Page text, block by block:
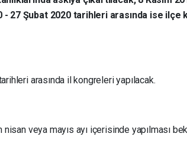
- 27 Şubat 2020 tarihleri arasında ise ilçe
arasında il kongreleri yapılacak.
veya mayıs ayı içerisinde yapılması